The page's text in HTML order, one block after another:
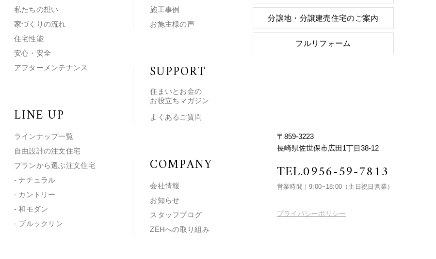
私たちの想い
家づくりの流れ
住宅性能
安心・安全
アフターメンテナンス
LINE UP
ラインナップ一覧
自由設計の注文住宅
プランから選ぶ注文住宅
- ナチュラル
- カントリー
- 和モダン
- ブルックリン
施工事例
お施主様の声
SUPPORT
住まいとお金の
お役立ちマガジン
よくあるご質問
COMPANY
会社情報
お知らせ
スタッフブログ
ZEHへの取り組み
分譲地・分譲建売住宅のご案内
フルリフォーム
〒859-3223
長崎県佐世保市広田1丁目38-12
TEL.0956-59-7813
営業時間｜9:00~18:00 （土日祝日営業）
プライバシーポリシー